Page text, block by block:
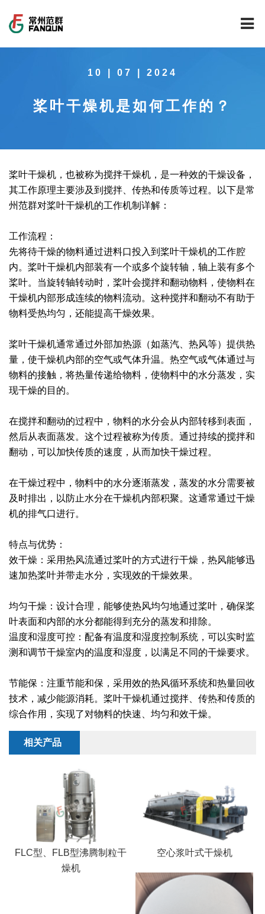
公司介绍
公司荣誉
范群文化
干燥设备
载体催化剂全自动生产线系列
回转圆筒干燥焙烧系列
喷雾干燥机系列
带式干燥焙烧系列
真空干燥系列
圆盘干燥机系列
桨叶式干燥系列
载体干燥系列
滚筒干燥系列
沸腾干燥系列
烘箱干燥系列
管束干燥系列
新能源新材料行业
制药行业
环保行业
化工行业
技术中心
工程实验室
质量监督技术中心
新闻中心
行业新闻
技术专栏
常见问题
社会责任
全球契约组织成员
公共责任
节能环保
公益支持
社会责任报告
社会责任
绿色发展
绿色工厂
绿色供应链
人才招聘
联系我们
联系我们
10 | 07 | 2024
桨叶干燥机是如何工作的？
桨叶干燥机，也被称为搅拌干燥机，是一种效的干燥设备，
其工作原理主要涉及到搅拌、传热和传质等过程。以下是常
州范群对桨叶干燥机的工作机制详解：
工作流程：
先将待干燥的物料通过进料口投入到桨叶干燥机的工作腔
内。桨叶干燥机内部装有一个或多个旋转轴，轴上装有多个
桨叶。当旋转轴转动时，桨叶会搅拌和翻动物料，使物料在
干燥机内部形成连续的物料流动。这种搅拌和翻动不有助于
物料受热均匀，还能提高干燥效果。
桨叶干燥机通常通过外部加热源（如蒸汽、热风等）提供热
量，使干燥机内部的空气或气体升温。热空气或气体通过与
物料的接触，将热量传递给物料，使物料中的水分蒸发，实
现干燥的目的。
在搅拌和翻动的过程中，物料的水分会从内部转移到表面，
然后从表面蒸发。这个过程被称为传质。通过持续的搅拌和
翻动，可以加快传质的速度，从而加快干燥过程。
在干燥过程中，物料中的水分逐渐蒸发，蒸发的水分需要被
及时排出，以防止水分在干燥机内部积聚。这通常通过干燥
机的排气口进行。
特点与优势：
效干燥：采用热风流通过桨叶的方式进行干燥，热风能够迅
速加热桨叶并带走水分，实现效的干燥效果。
均匀干燥：设计合理，能够使热风均匀地通过桨叶，确保桨
叶表面和内部的水分都能得到充分的蒸发和排除。
温度和湿度可控：配备有温度和湿度控制系统，可以实时监
测和调节干燥室内的温度和湿度，以满足不同的干燥要求。
节能保：注重节能和保，采用效的热风循环系统和热量回收
技术，减少能源消耗。桨叶干燥机通过搅拌、传热和传质的
综合作用，实现了对物料的快速、均匀和效干燥。
相关产品
FLC型、FLB型沸腾制粒干
燥机
空心浆叶式干燥机